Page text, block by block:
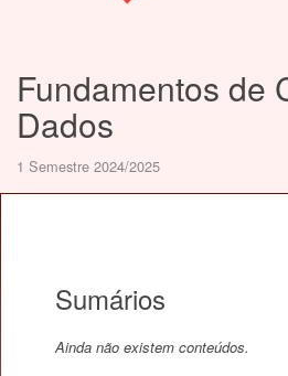
Fundamentos de
Dados
1 Semestre 2024/2025
Sumários
Ainda não existem conteúdos.